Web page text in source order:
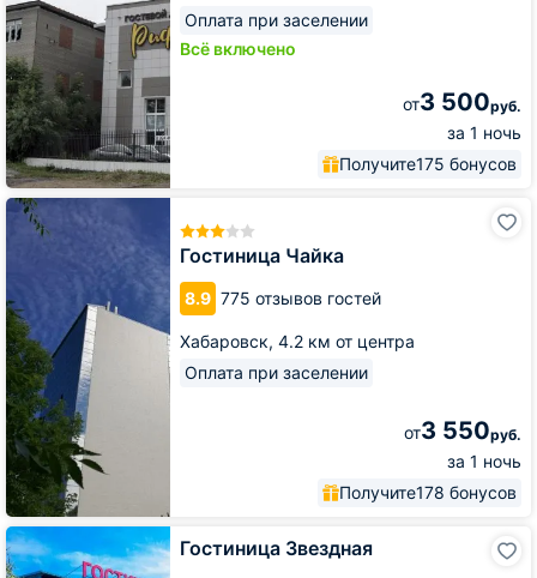
Оплата при заселении
Всё включено
от3 500руб.
за 1 ночь
Получите175 бонусов
Гостиница Чайка
8.9 775 отзывов гостей
Хабаровск, 4.2 км от центра
Оплата при заселении
от3 550руб.
за 1 ночь
Получите178 бонусов
Гостиница
Чайка
Гостиница Звездная
Гостиница
Звездная